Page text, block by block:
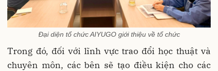
Đại diện tổ chức AIYUGO giới thiệu về tổ chức
Trong đó, đối với lĩnh vực trao đổi học thuật và
chuyên môn, các bên sẽ tạo điều kiện cho các